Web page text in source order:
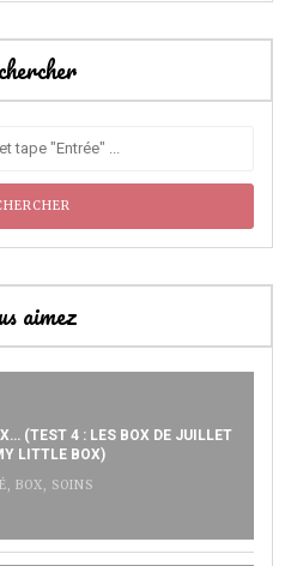
aimez
(TEST 4 : LES BOX DE JUILLET
LITTLE BOX)
, BOX, SOINS